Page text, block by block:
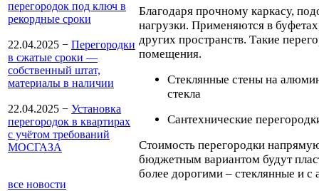
перегородок под ключ в
рекордные сроки
22.04.2025 − Перегородки
в сжатые сроки —
собственный штат,
материалы в наличии
22.04.2025 − Установка
перегородок в квартирах
с учётом требований
МОСГАЗА
все новости
Благодаря прочному каркасу,
нагрузки. Применяются в
других пространств. Такие
помещения.
Стеклянные стены на
стекла
Сантехнические
Стоимость перегородки
бюджетным вариантом будут
более дорогими – стеклянные и